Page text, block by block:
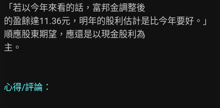
「若以今年來看的話，富邦金調整後
的盈餘達11.36元，明年的股利估計是比今年要好。」
順應股東期望，應還是以現金股利為
主。
心得/評論：